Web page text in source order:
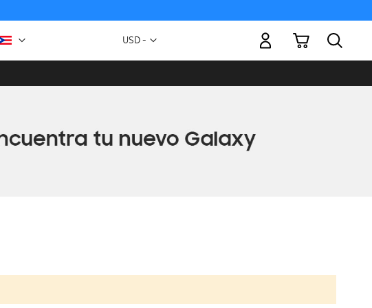
Moneda
USD -
Mi carrito